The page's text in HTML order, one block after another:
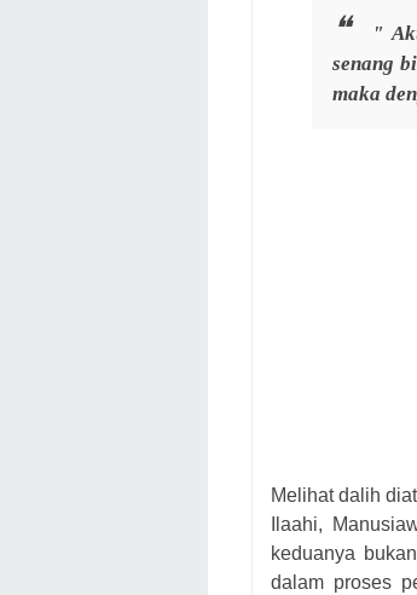
"
senang
maka
Melihat dalih
Ilaahi,
keduanya
dalam proses